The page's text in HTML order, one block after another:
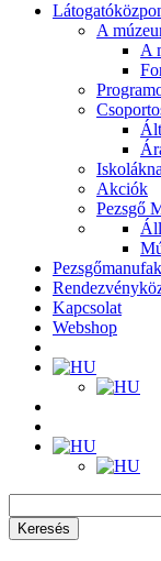
A
A
Akciók
Pezsgő
Kapcsolat
Webshop
Keresés